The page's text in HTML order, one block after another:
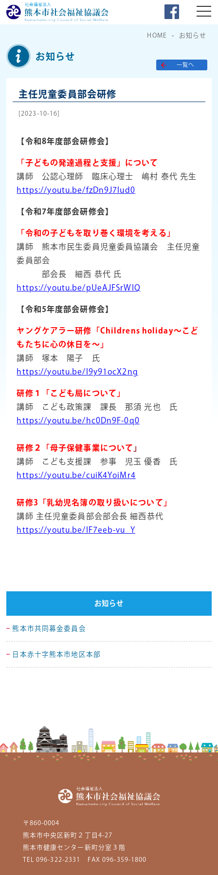
HOME お知らせ
お知らせ
一覧へ
主任児童委員部会研修
[2023-10-16]
【令和8年度部会研修会】
「子どもの発達過程と支援」について
講師 公認心理師 臨床心理士 嶋村 泰代 先生
https://youtu.be/fzDn9J7lud0
【令和7年度部会研修会】
「令和の子どもを取り巻く環境を考える」
講師 熊本市民生委員児童委員協議会 主任児童
委員部会
部会長 細西 恭代 氏
https://youtu.be/pUeAJFSrWIQ
【令和5年度部会研修会】
ヤングケアラー研修「Childrens holiday～こど
もたちに心の休日を～」
講師 塚本 陽子 氏
https://youtu.be/l9y91ocX2ng
研修１「こども局について」
講師 こども政策課 課長 那須 光也 氏
https://youtu.be/hc0Dn9F-0q0
研修２「母子保健事業について」
講師 こども支援課 参事 児玉 優香 氏
https://youtu.be/cuiK4YoiMr4
研修3「乳幼児名簿の取り扱いについて」
講師 主任児童委員部会部会長 細西恭代
https://youtu.be/IF7eeb-vu_Y
お知らせ
熊本市共同募金委員会
日本赤十字熊本市地区本部
〒860-0004
熊本市中央区新町２丁目4-27
熊本市健康センター新町分室３階
TEL 096-322-2331 FAX 096-359-1800